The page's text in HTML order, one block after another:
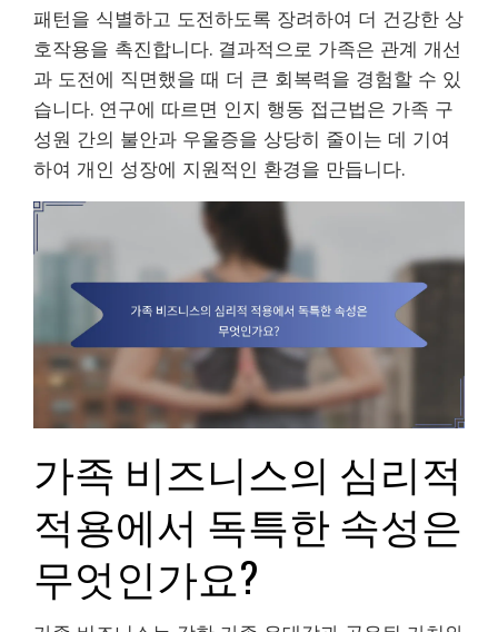
패턴을 식별하고 도전하도록 장려하여 더 건강한 상
호작용을 촉진합니다. 결과적으로 가족은 관계 개선
과 도전에 직면했을 때 더 큰 회복력을 경험할 수 있
습니다. 연구에 따르면 인지 행동 접근법은 가족 구
성원 간의 불안과 우울증을 상당히 줄이는 데 기여
하여 개인 성장에 지원적인 환경을 만듭니다.
가족 비즈니스의 심리적
적용에서 독특한 속성은
무엇인가요?